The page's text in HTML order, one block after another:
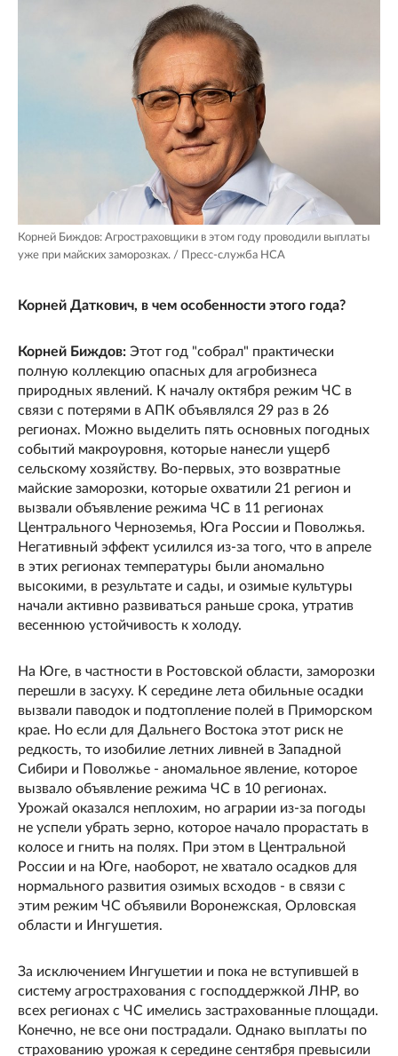
Корней Биждов: Агростраховщики в этом году проводили выплаты
уже при майских заморозках. / Пресс-служба НСА
Корней Даткович, в чем особенности этого года?
Корней Биждов: Этот год "собрал" практически
полную коллекцию опасных для агробизнеса
природных явлений. К началу октября режим ЧС в
связи с потерями в АПК объявлялся 29 раз в 26
регионах. Можно выделить пять основных погодных
событий макроуровня, которые нанесли ущерб
сельскому хозяйству. Во-первых, это возвратные
майские заморозки, которые охватили 21 регион и
вызвали объявление режима ЧС в 11 регионах
Центрального Черноземья, Юга России и Поволжья.
Негативный эффект усилился из-за того, что в апреле
в этих регионах температуры были аномально
высокими, в результате и сады, и озимые культуры
начали активно развиваться раньше срока, утратив
весеннюю устойчивость к холоду.
На Юге, в частности в Ростовской области, заморозки
перешли в засуху. К середине лета обильные осадки
вызвали паводок и подтопление полей в Приморском
крае. Но если для Дальнего Востока этот риск не
редкость, то изобилие летних ливней в Западной
Сибири и Поволжье - аномальное явление, которое
вызвало объявление режима ЧС в 10 регионах.
Урожай оказался неплохим, но аграрии из-за погоды
не успели убрать зерно, которое начало прорастать в
колосе и гнить на полях. При этом в Центральной
России и на Юге, наоборот, не хватало осадков для
нормального развития озимых всходов - в связи с
этим режим ЧС объявили Воронежская, Орловская
области и Ингушетия.
За исключением Ингушетии и пока не вступившей в
систему агрострахования с господдержкой ЛНР, во
всех регионах с ЧС имелись застрахованные площади.
Конечно, не все они пострадали. Однако выплаты по
страхованию урожая к середине сентября превысили